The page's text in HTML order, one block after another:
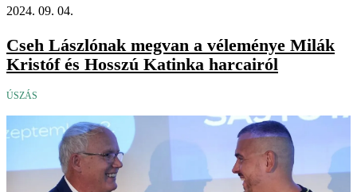
2024. 09. 04.
Cseh Lászlónak megvan a véleménye Milák
Kristóf és Hosszú Katinka harcairól
ÚSZÁS